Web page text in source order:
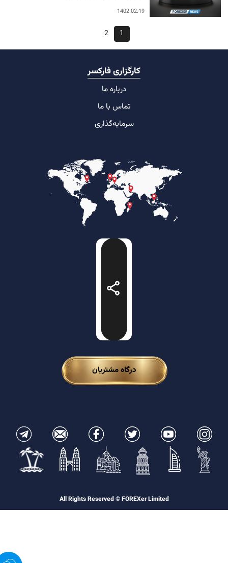
1402.02.19
کارگزاری فارکسر
درباره ما
تماس با ما
سرمایه‌گذاری
درگاه مشتریان
All Rights Reserved © FOREXer Limited